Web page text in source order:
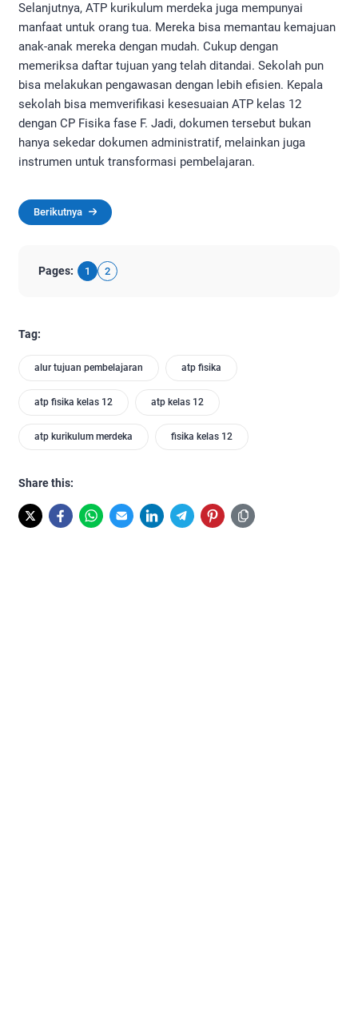
Selanjutnya, ATP kurikulum merdeka juga mempunyai
manfaat untuk orang tua. Mereka bisa memantau kemajuan
anak-anak mereka dengan mudah. Cukup dengan
memeriksa daftar tujuan yang telah ditandai. Sekolah pun
bisa melakukan pengawasan dengan lebih efisien. Kepala
sekolah bisa memverifikasi kesesuaian ATP kelas 12
dengan CP Fisika fase F. Jadi, dokumen tersebut bukan
hanya sekedar dokumen administratif, melainkan juga
instrumen untuk transformasi pembelajaran.
Berikutnya
Pages: 1 2
Tag:
alur tujuan pembelajaran atp fisika
atp fisika kelas 12 atp kelas 12
atp kurikulum merdeka fisika kelas 12
Share this: